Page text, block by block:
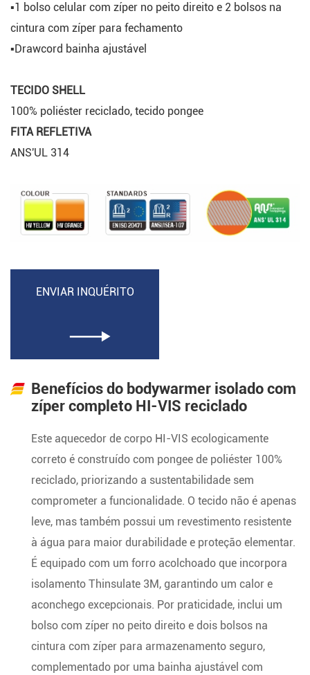
▪1 bolso celular com zíper no peito direito e 2 bolsos na
cintura com zíper para fechamento
▪Drawcord bainha ajustável
TECIDO SHELL
100% poliéster reciclado, tecido pongee
FITA REFLETIVA
ANS'UL 314
ENVIAR INQUÉRITO

Benefícios do bodywarmer isolado com
zíper completo HI-VIS reciclado
Este aquecedor de corpo HI-VIS ecologicamente
correto é construído com pongee de poliéster 100%
reciclado, priorizando a sustentabilidade sem
comprometer a funcionalidade. O tecido não é apenas
leve, mas também possui um revestimento resistente
à água para maior durabilidade e proteção elementar.
É equipado com um forro acolchoado que incorpora
isolamento Thinsulate 3M, garantindo um calor e
aconchego excepcionais. Por praticidade, inclui um
bolso com zíper no peito direito e dois bolsos na
cintura com zíper para armazenamento seguro,
complementado por uma bainha ajustável com